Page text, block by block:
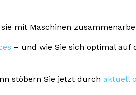
mit Maschinen
– und wie Sie sich optimal auf
stöbern Sie jetzt durch aktuell